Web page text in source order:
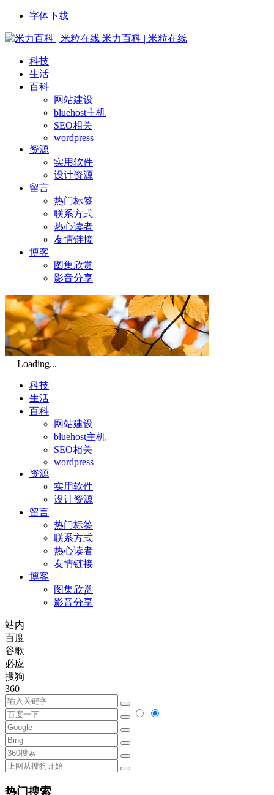
字体下载
米力百科 | 米粒在线
科技
生活
百科
网站建设
bluehost主机
SEO相关
wordpress
资源
实用软件
设计资源
留言
热门标签
联系方式
热心读者
友情链接
博客
图集欣赏
影音分享
Loading...
科技
生活
百科
网站建设
bluehost主机
SEO相关
wordpress
资源
实用软件
设计资源
留言
热门标签
联系方式
热心读者
友情链接
博客
图集欣赏
影音分享
站内
百度
谷歌
必应
搜狗
360
热门搜索